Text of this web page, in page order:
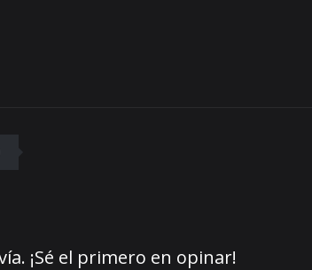
¡Sé el primero en opinar!